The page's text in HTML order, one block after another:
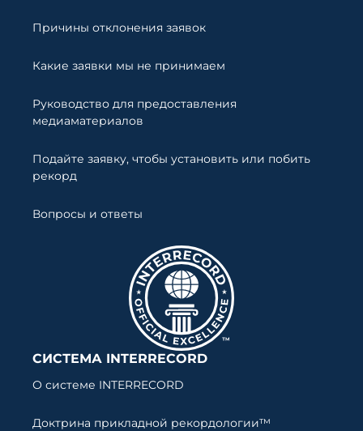
Причины отклонения заявок
Какие заявки мы не принимаем
Руководство для предоставления
медиаматериалов
Подайте заявку, чтобы установить или побить
рекорд
Вопросы и ответы
СИСТЕМА INTERRECORD
О системе INTERRECORD
Доктрина прикладной рекордологии™